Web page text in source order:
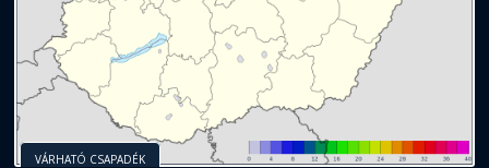
VÁRHATÓ CSAPADÉK